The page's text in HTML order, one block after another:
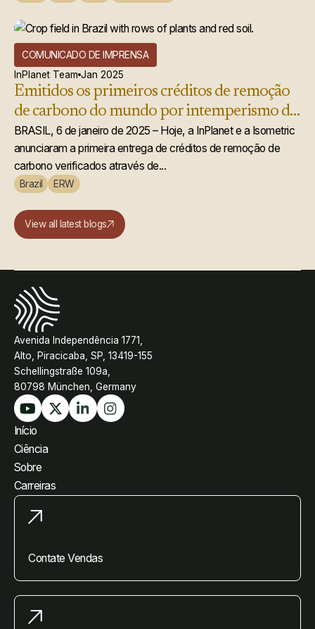
COMUNICADO DE IMPRENSA
InPlanet Team Jan 2025
Emitidos os primeiros créditos de remoção
de carbono do mundo por intemperismo de
rochas aprimorado
BRASIL, 6 de janeiro de 2025 – Hoje, a InPlanet e a Isometric
anunciaram a primeira entrega de créditos de remoção de
carbono verificados através de...
Brazil ERW
View all latest blogs
Avenida Independência 1771,
Alto, Piracicaba, SP, 13419-155
Schellingstraße 109a,
80798 München, Germany
Início
Ciência
Sobre
Carreiras
Contate Vendas